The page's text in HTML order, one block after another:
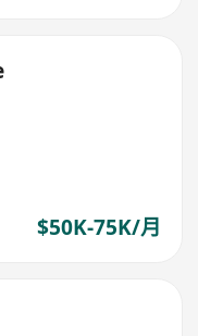
$50K-75K/月